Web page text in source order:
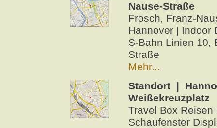
Nause-Straße
Frosch, Franz-
Hannover | Indoor
S-Bahn Linien 10,
Straße
Mehr...
Standort |
Weißekreuzplatz
Travel Box Reisen
Schaufenster